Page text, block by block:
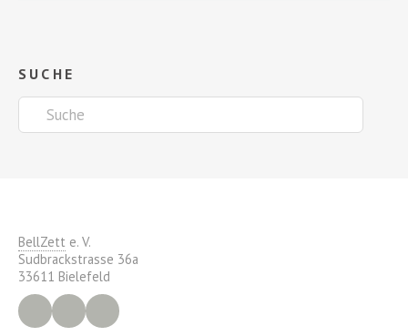
SUCHE
BellZett e. V.
Sudbrackstrasse 36a
33611 Bielefeld
FacebookInstagram